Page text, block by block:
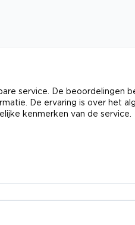
service. De beoordelingen
De ervaring is over het
kenmerken van de service.